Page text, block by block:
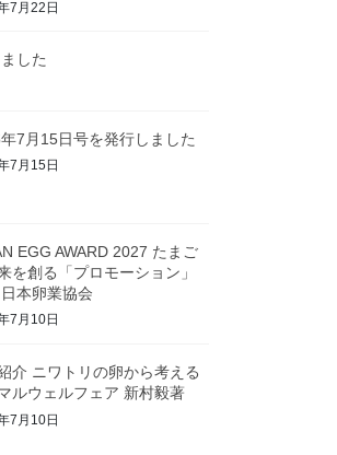
7月22日
した
7月15日号を発行しました
7月15日
EGG AWARD 2027 たまご
を創る「プロモーション」
本卵業協会
7月10日
介 ニワトリの卵から考える
ルウェルフェア 新村毅著
7月10日